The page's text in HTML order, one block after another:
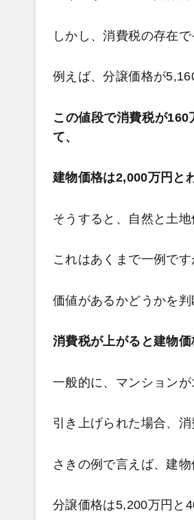
しかし、消費税の存在
例えば、分譲価格が
この値段で消費税が
て、
建物価格は2,000万円と
そうすると、自然と土
これはあくまで一例で
価値があるかどうかを判
消費税が上がると建物
一般的に、マンション
引き上げられた場合、
さきの例で言えば、建
分譲価格は5,200万円と